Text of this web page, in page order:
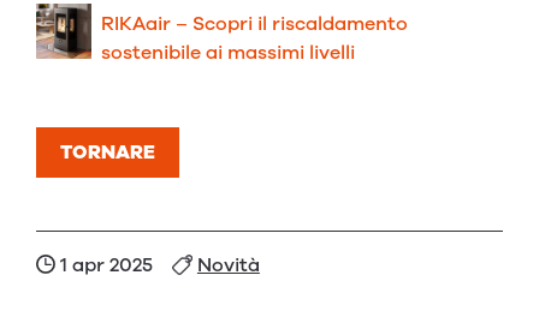
RIKAair – Scopri il riscaldamento
sostenibile ai massimi livelli
TORNARE
1 apr 2025 Novità